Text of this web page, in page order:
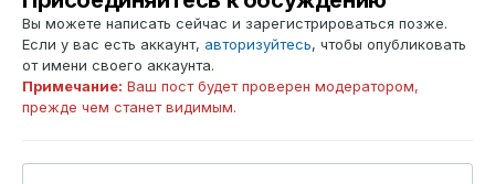
Вы можете написать сейчас и зарегистрироваться позже.
Если у вас есть аккаунт, авторизуйтесь, чтобы опубликовать
от имени своего аккаунта.
Примечание: Ваш пост будет проверен модератором,
прежде чем станет видимым.